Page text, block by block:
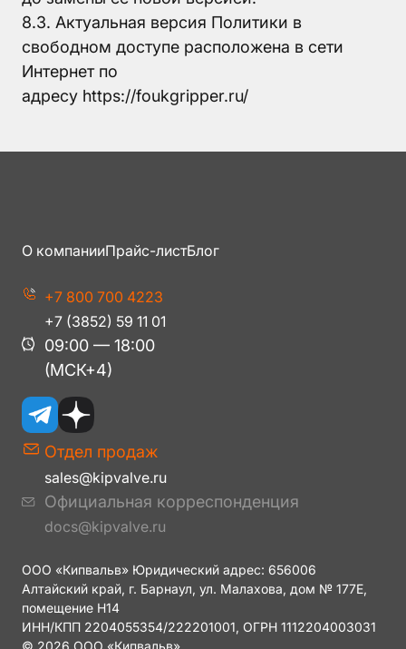
8.3. Актуальная версия Политики в
свободном доступе расположена в сети
Интернет по
адресу https://foukgripper.ru/
О компанииПрайс-листБлог
+7 800 700 4223
+7 (3852) 59 11 01
Отдел продаж
sales@kipvalve.ru
09:00 — 18:00
(МСК+4)
Официальная корреспонденция
docs@kipvalve.ru
ООО «Кипвальв» Юридический адрес: 656006
Алтайский край, г. Барнаул, ул. Малахова, дом № 177Е,
помещение H14
ИНН/КПП 2204055354/222201001, ОГРН 1112204003031